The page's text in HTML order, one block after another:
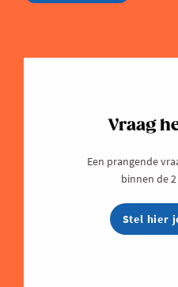
Vraag
Een prangende
binnen de
Stel hier